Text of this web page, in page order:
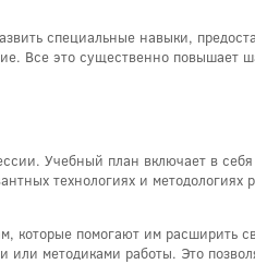
специальные навыки,
Все это существенно
Учебный план включает в
технологиях и методологиях
которые помогают им расширить
методиками работы. Это